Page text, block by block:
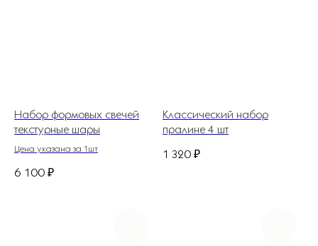
Набор формовых свечей
текстурные шары
Цена указана за 1шт
6 100 ₽
Классический набор
пралине 4 шт
1 320 ₽